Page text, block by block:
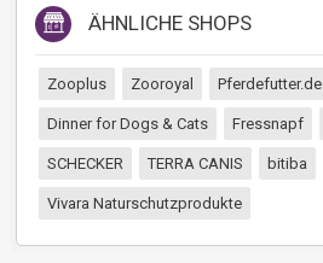
ÄHNLICHE SHOPS
Zooplus Zooroyal Pferdefutter.de
Dinner for Dogs & Cats Fressnapf
SCHECKER TERRA CANIS bitiba
Vivara Naturschutzprodukte